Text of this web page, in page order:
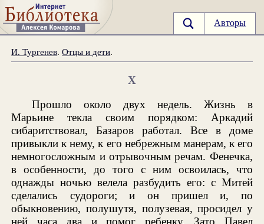
Авторы
И. Тургенев.Отцы и дети.
X
Прошло около двух недель. Жизнь в
Марьине текла своим порядком: Аркадий
сибаритствовал, Базаров работал. Все в доме
привыкли к нему, к его небрежным манерам, к его
немногосложным и отрывочным речам. Фенечка,
в особенности, до того с ним освоилась, что
однажды ночью велела разбудить его: с Митей
сделались судороги; и он пришел и, по
обыкновению, полушутя, полузевая, просидел у
ней часа два и помог ребенку. Зато Павел